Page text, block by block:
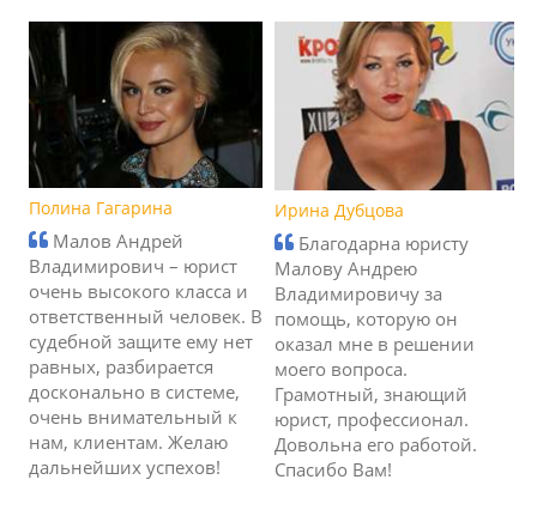
Полина Гагарина
Малов Андрей
Владимирович – юрист
очень высокого класса и
ответственный человек. В
судебной защите ему нет
равных, разбирается
досконально в системе,
очень внимательный к
нам, клиентам. Желаю
дальнейших успехов!
Ирина Дубцова
Благодарна юристу
Малову Андрею
Владимировичу за
помощь, которую он
оказал мне в решении
моего вопроса.
Грамотный, знающий
юрист, профессионал.
Довольна его работой.
Спасибо Вам!